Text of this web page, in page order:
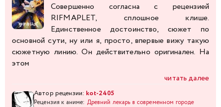
Совершенно согласна с рецензией
RIFMAPLET, сплошное клише.
Единственное достоинство, сюжет по
основной сути, ну или я, просто, впервые вижу такую
сюжетную линию. Он действительно оригинален. На
этом
читать далее
Автор рецензии: kot-2405
Рецензия к аниме: Древний лекарь в современном городе